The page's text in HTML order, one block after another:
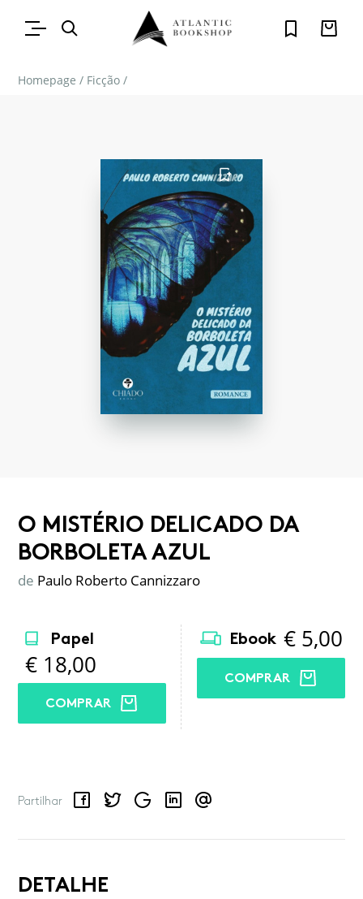
Homepage / Ficção /
FAVORITO
O MISTÉRIO DELICADO DA
BORBOLETA AZUL
de Paulo Roberto Cannizzaro
Papel
€ 18,00
COMPRAR
Ebook € 5,00
COMPRAR
Partilhar
FacebookTwitterGoogle LinkedInEmail
DETALHE